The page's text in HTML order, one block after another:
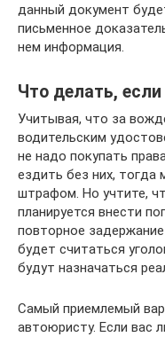
данный документ
письменное
нем информация.
Что делать,
Учитывая, что за
водительским
не надо покупать
ездить без них,
штрафом. Но учтите,
планируется внести
повторное
будет считаться
будут назначаться
Самый приемлемый
автоюристу. Если вас